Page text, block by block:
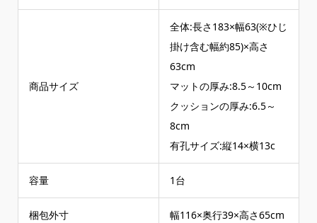
商品サイズ
全体:長さ183×幅63(※ひじ
掛け含む幅約85)×高さ
63cm
マットの厚み:8.5～10cm
クッションの厚み:6.5～
8cm
有孔サイズ:縦14×横13c
容量 1台
梱包外寸 幅116×奥行39×高さ65cm